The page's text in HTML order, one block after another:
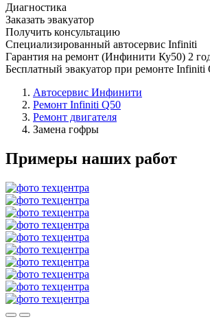
Диагностика
Заказать эвакуатор
Получить консультацию
Специализированный автосервис Infiniti
Гарантия на ремонт (Инфинити Ку50) 2
Бесплатный эвакуатор при ремонте Infiniti
Автосервис Инфинити
Ремонт Infiniti Q50
Ремонт двигателя
Замена гофры
Примеры наших работ